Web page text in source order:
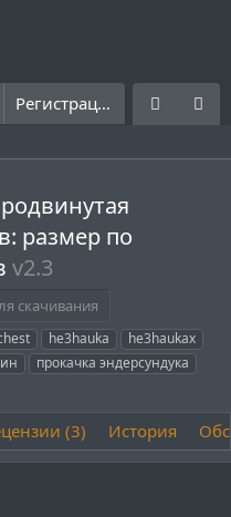
нового? Правила
Регистрация
размер по
v2.3
скачивания
he3hauka
he3haukax
прокачка эндерсундука
(3) История